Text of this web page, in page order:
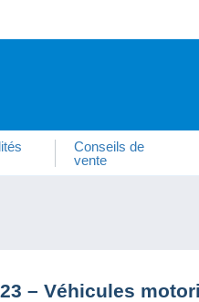
Conseils de
vente
– Véhicules